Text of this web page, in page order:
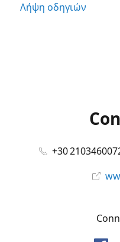
Λήψη οδηγιών
+30